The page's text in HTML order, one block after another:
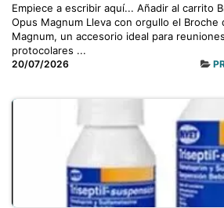
Empiece a escribir aquí... Añadir al carrito
Opus Magnum Lleva con orgullo el Broche
Magnum, un accesorio ideal para
protocolares ...
20/07/2026